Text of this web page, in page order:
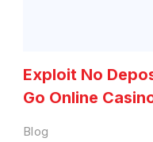
Exploit No
Go Online
Blog